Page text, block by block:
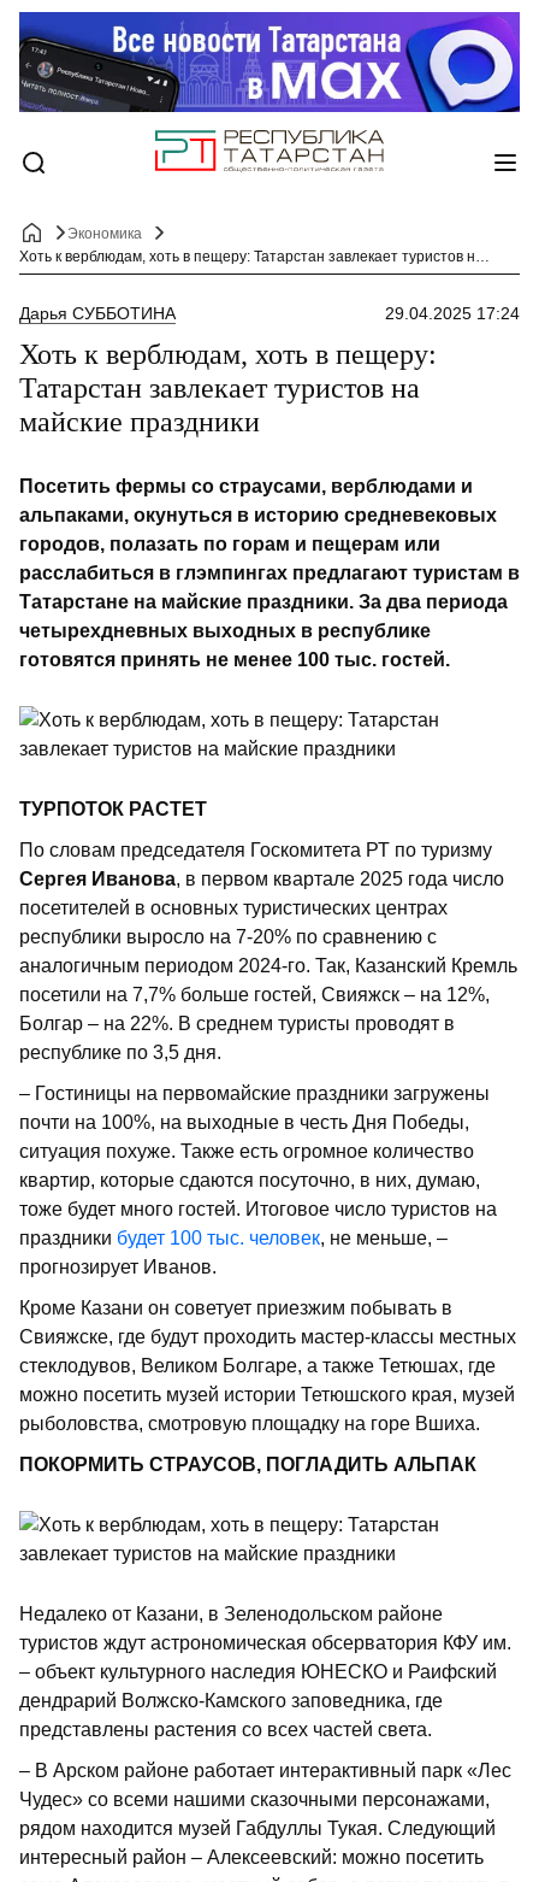
Экономика
Хоть к верблюдам, хоть в пещеру: Татарстан завлекает туристов на майские праздники
Дарья СУББОТИНА 29.04.2025 17:24
Хоть к верблюдам, хоть в пещеру:
Татарстан завлекает туристов на
майские праздники
Посетить фермы со страусами, верблюдами и
альпаками, окунуться в историю средневековых
городов, полазать по горам и пещерам или
расслабиться в глэмпингах предлагают туристам в
Татарстане на майские праздники. За два периода
четырехдневных выходных в республике
готовятся принять не менее 100 тыс. гостей.
ТУРПОТОК РАСТЕТ
По словам председателя Госкомитета РТ по туризму
Сергея Иванова, в первом квартале 2025 года число
посетителей в основных туристических центрах
республики выросло на 7-20% по сравнению с
аналогичным периодом 2024-го. Так, Казанский Кремль
посетили на 7,7% больше гостей, Свияжск – на 12%,
Болгар – на 22%. В среднем туристы проводят в
республике по 3,5 дня.
– Гостиницы на первомайские праздники загружены
почти на 100%, на выходные в честь Дня Победы,
ситуация похуже. Также есть огромное количество
квартир, которые сдаются посуточно, в них, думаю,
тоже будет много гостей. Итоговое число туристов на
праздники будет 100 тыс. человек, не меньше, –
прогнозирует Иванов.
Кроме Казани он советует приезжим побывать в
Свияжске, где будут проходить мастер-классы местных
стеклодувов, Великом Болгаре, а также Тетюшах, где
можно посетить музей истории Тетюшского края, музей
рыболовства, смотровую площадку на горе Вшиха.
ПОКОРМИТЬ СТРАУСОВ, ПОГЛАДИТЬ АЛЬПАК
Недалеко от Казани, в Зеленодольском районе
туристов ждут астрономическая обсерватория КФУ им.
– объект культурного наследия ЮНЕСКО и Раифский
дендрарий Волжско-Камского заповедника, где
представлены растения со всех частей света.
– В Арском районе работает интерактивный парк «Лес
Чудес» со всеми нашими сказочными персонажами,
рядом находится музей Габдуллы Тукая. Следующий
интересный район – Алексеевский: можно посетить